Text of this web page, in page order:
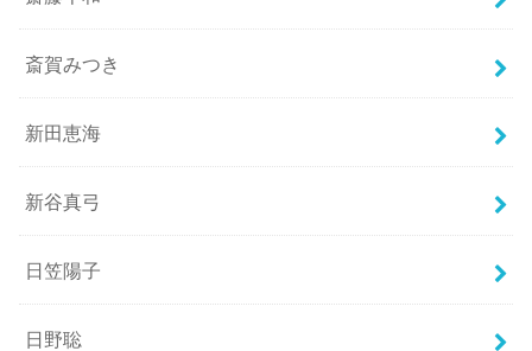
斎賀みつき
新田恵海
新谷真弓
日笠陽子
日野聡